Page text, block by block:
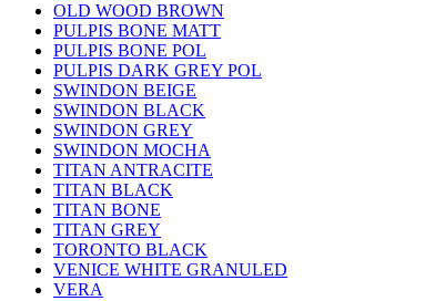
OLD WOOD BROWN
PULPIS BONE MATT
PULPIS BONE POL
PULPIS DARK GREY POL
SWINDON BEIGE
SWINDON BLACK
SWINDON GREY
SWINDON MOCHA
TITAN ANTRACITE
TITAN BLACK
TITAN BONE
TITAN GREY
TORONTO BLACK
VENICE WHITE GRANULED
VERA